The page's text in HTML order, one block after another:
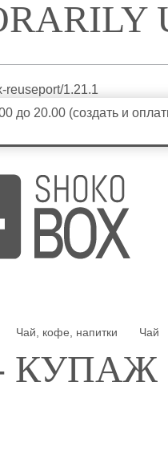
reuseport/1.21.1
до 20.00 (создать и
Чай, кофе, напитки Чай
КУПАЖ